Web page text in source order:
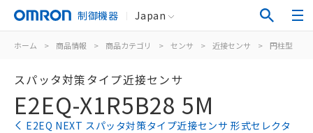
制御機器 Japan
ホーム > 商品情報 > 商品カテゴリ > センサ > 近接センサ > 円柱型
スパッタ対策タイプ近接センサ
E2EQ-X1R5B28 5M
E2EQ NEXT スパッタ対策タイプ近接センサ 形式セレクタ